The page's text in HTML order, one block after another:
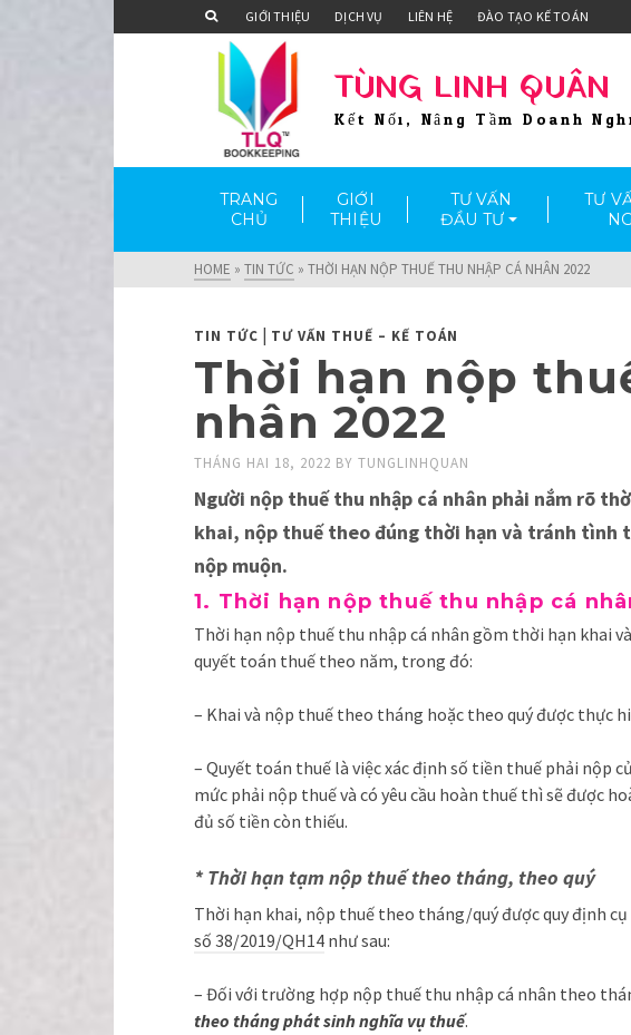
GIỚI THIỆU DỊCH VỤ LIÊN HỆ ĐÀO TẠO KẾ TOÁN
TÙNG LINH QUÂN
Kết Nối, Nâng Tầm Doanh
TRANG
CHỦ
GIỚI
THIỆU
TƯ VẤN
ĐẦU TƯ
TƯ
HOME » TIN TỨC » THỜI HẠN NỘP THUẾ THU NHẬP CÁ NHÂN 2022
TIN TỨC | TƯ VẤN THUẾ – KẾ TOÁN
Thời hạn nộp
nhân 2022
THÁNG HAI 18, 2022 BY TUNGLINHQUAN
Người nộp thuế thu nhập cá nhân phải nắm rõ
khai, nộp thuế theo đúng thời hạn và tránh tình
nộp muộn.
1. Thời hạn nộp thuế thu nhập cá
Thời hạn nộp thuế thu nhập cá nhân gồm thời hạn khai
quyết toán thuế theo năm, trong đó:
– Khai và nộp thuế theo tháng hoặc theo quý được thực
– Quyết toán thuế là việc xác định số tiền thuế phải nộp
mức phải nộp thuế và có yêu cầu hoàn thuế thì sẽ được
đủ số tiền còn thiếu.
* Thời hạn tạm nộp thuế theo tháng, theo quý
Thời hạn khai, nộp thuế theo tháng/quý được quy định
số 38/2019/QH14 như sau:
– Đối với trường hợp nộp thuế thu nhập cá nhân theo
theo tháng phát sinh nghĩa vụ thuế.